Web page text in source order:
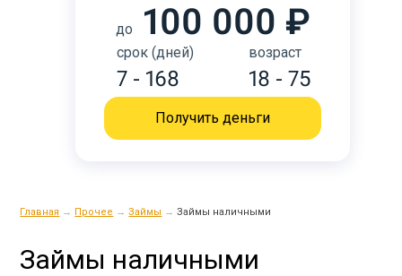
до 100 000 ₽
срок (дней)
7 - 168
возраст
18 - 75
Получить деньги
Главная → Прочее → Займы → Займы наличными
Займы наличными